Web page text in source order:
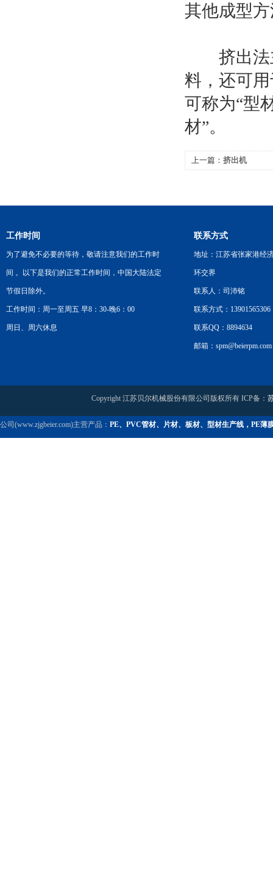
其他成型
挤出法主
料，还可
可称为“型
材”。
上一篇： 挤出机
工作时间
为了避免不必要的等待，敬请注意我们的工作时
间 。以下是我们的正常工作时间，中国大陆法定
节假日除外。
工作时间：周一至周五 早8：30-晚6：00
周日、周六休息
联系方式
地址：江苏省张家港经
环交界
联系人：司沛铭
联系方式：13901565306
联系QQ：8894634
邮箱：spm@beierpm.com
Copyright 江苏贝尔机械股份有限公司版权所有 ICP备：
公司(www.zjgbeier.com)主营产品： PE、PVC管材、片材、板材、型材生产线，PE薄